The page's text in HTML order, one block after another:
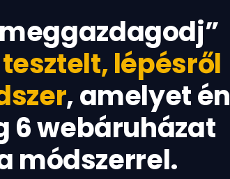
tesztelt, lépésről
, amelyet én
6 webáruházat
módszerrel.